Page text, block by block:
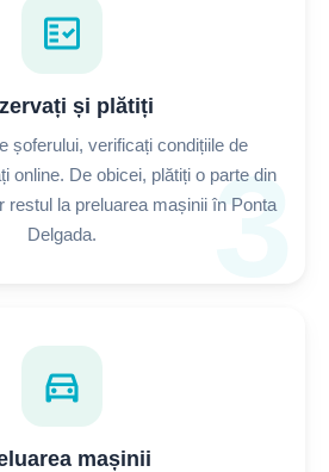
3
fact_check
și plătiți
șoferului, verificați condițiile de
online. De obicei, plătiți o parte din
restul la preluarea mașinii în Ponta
Delgada.
directions_car
mașinii